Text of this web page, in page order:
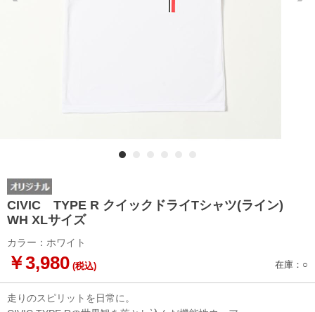
CIVIC TYPE R クイックドライTシャツ(ライン)
WH XLサイズ
カラー：ホワイト
￥3,980 (税込) 在庫：○
走りのスピリットを日常に。